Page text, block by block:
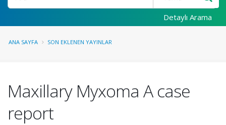
Detaylı Arama
ANA SAYFA SON EKLENEN YAYINLAR
Maxillary Myxoma A case
report